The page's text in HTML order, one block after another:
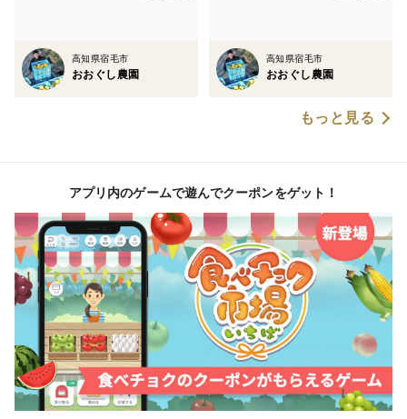
高知県宿毛市
おおぐし農園
高知県宿毛市
おおぐし農園
もっと見る
アプリ内のゲームで遊んでクーポンをゲット！